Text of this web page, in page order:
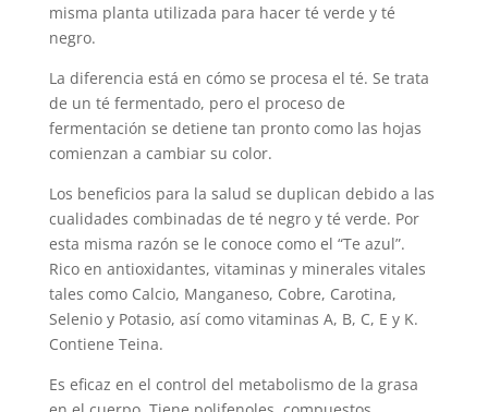
misma planta utilizada para hacer té verde y té
negro.
La diferencia está en cómo se procesa el té. Se trata
de un té fermentado, pero el proceso de
fermentación se detiene tan pronto como las hojas
comienzan a cambiar su color.
Los beneficios para la salud se duplican debido a las
cualidades combinadas de té negro y té verde. Por
esta misma razón se le conoce como el “Te azul”.
Rico en antioxidantes, vitaminas y minerales vitales
tales como Calcio, Manganeso, Cobre, Carotina,
Selenio y Potasio, así como vitaminas A, B, C, E y K.
Contiene Teina.
Es eficaz en el control del metabolismo de la grasa